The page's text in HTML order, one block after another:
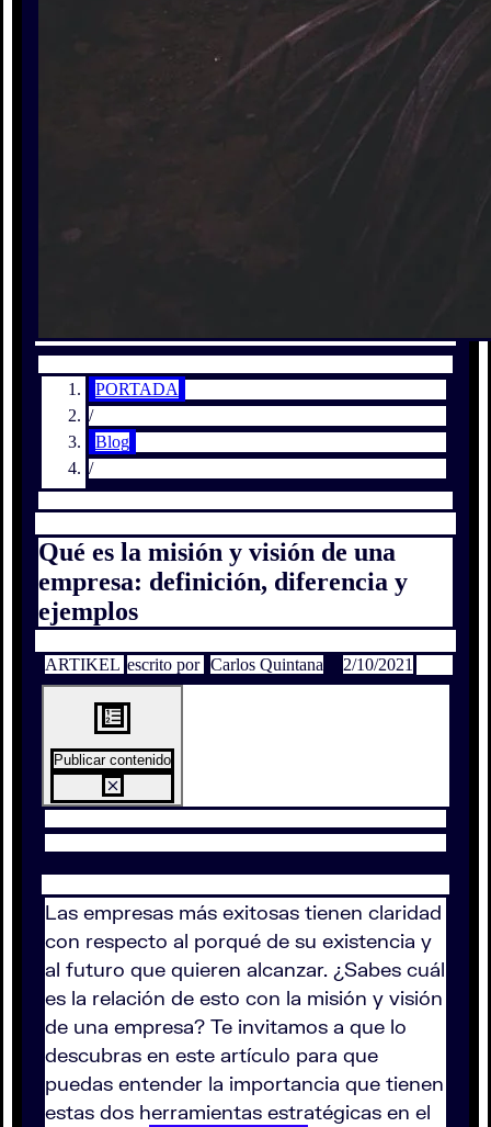
PORTADA
/
Blog
/
Qué es la misión y visión de una
empresa: definición, diferencia y
ejemplos
ARTIKEL escrito por Carlos Quintana 2/10/2021
Publicar contenido
Las empresas más exitosas tienen claridad
con respecto al porqué de su existencia y
al futuro que quieren alcanzar. ¿Sabes cuál
es la relación de esto con la misión y visión
de una empresa? Te invitamos a que lo
descubras en este artículo para que
puedas entender la importancia que tienen
estas dos herramientas estratégicas en el